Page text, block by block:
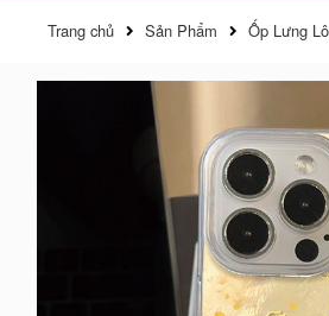
Trang chủ Sản Phẩm Ốp Lưng